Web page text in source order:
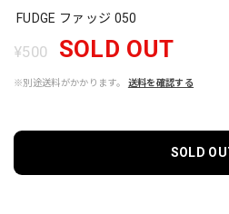
FUDGE ファッジ 050
¥500 SOLD OUT
※別途送料がかかります。 送料を確認する
SOLD